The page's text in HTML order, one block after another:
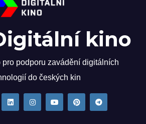
kino
pro podporu zavádění digitálních
do českých kin